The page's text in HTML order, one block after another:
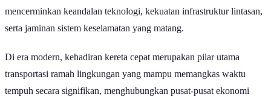
mencerminkan keandalan teknologi, kekuatan infrastruktur lintasan,
serta jaminan sistem keselamatan yang matang.
Di era modern, kehadiran kereta cepat merupakan pilar utama
transportasi ramah lingkungan yang mampu memangkas waktu
tempuh secara signifikan, menghubungkan pusat-pusat ekonomi